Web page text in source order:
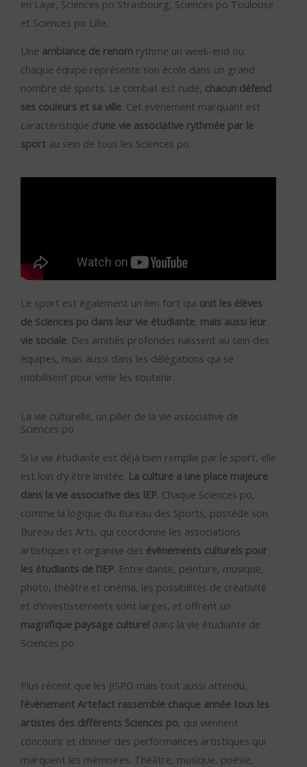
en Laye, Sciences po Strasbourg, Sciences po Toulouse
et Sciences po Lille.
Une ambiance de renom rythme un week-end où
chaque équipe représente son école dans un grand
nombre de sports. Le combat est rude, chacun défend
ses couleurs et sa ville. Cet évènement marquant est
caractéristique d’une vie associative rythmée par le
sport au sein de tous les Sciences po.
Le sport est également un lien fort qui unit les élèves
de Sciences po dans leur vie étudiante, mais aussi leur
vie sociale. Des amitiés profondes naissent au sein des
équipes, mais aussi dans les délégations qui se
mobilisent pour venir les soutenir.
La vie culturelle, un pilier de la vie associative de
Sciences po
Si la vie étudiante est déjà bien remplie par le sport, elle
est loin d’y être limitée. La culture a une place majeure
dans la vie associative des IEP. Chaque Sciences po,
comme la logique du Bureau des Sports, possède son
Bureau des Arts, qui coordonne les associations
artistiques et organise des évènements culturels pour
les étudiants de l’IEP. Entre danse, peinture, musique,
photo, théâtre et cinéma, les possibilités de créativité
et d’investissements sont larges, et offrent un
magnifique paysage culturel dans la vie étudiante de
Sciences po.
Plus récent que les JISPO mais tout aussi attendu,
l’évènement Artefact rassemble chaque année tous les
artistes des différents Sciences po, qui viennent
concourir et donner des performances artistiques qui
marquent les mémoires. Théâtre, musique, poésie,